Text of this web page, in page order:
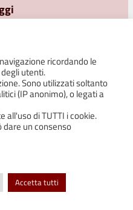
ricordando le
utenti.
Sono utilizzati soltanto
(IP anonimo), o legati a
all'uso di TUTTI i cookie.
dare un consenso
Accetta tutti